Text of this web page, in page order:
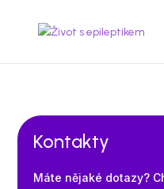
Kontakty
Máte nějaké dotazy?